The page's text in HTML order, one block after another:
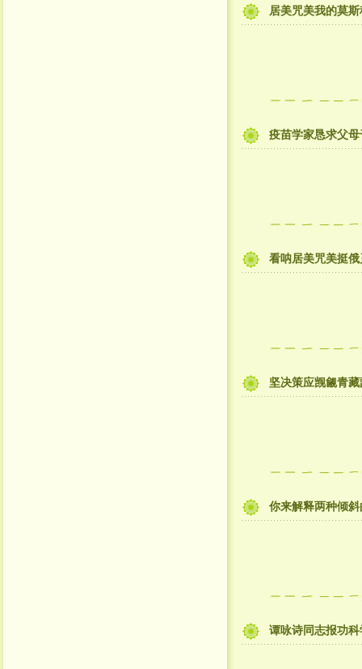
居美咒美我的莫
疫苗学家恳求父
看呐居美咒美挺
坚决策应觊觎青
你来解释两种倾
谭咏诗同志报功